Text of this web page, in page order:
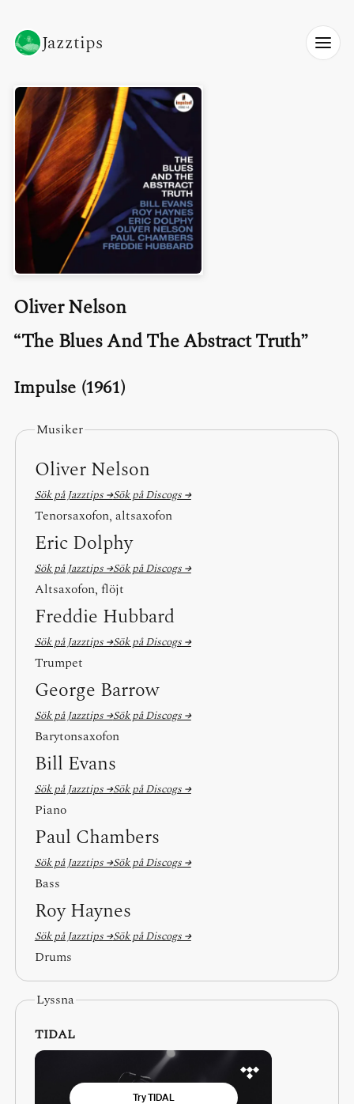
Jazztips
Oliver Nelson
The Blues And The Abstract Truth
Impulse (1961)
Musiker
Oliver Nelson
Sök på Jazztips →Sök på Discogs →
Tenorsaxofon, altsaxofon
Eric Dolphy
Sök på Jazztips →Sök på Discogs →
Altsaxofon, flöjt
Freddie Hubbard
Sök på Jazztips →Sök på Discogs →
Trumpet
George Barrow
Sök på Jazztips →Sök på Discogs →
Barytonsaxofon
Bill Evans
Sök på Jazztips →Sök på Discogs →
Piano
Paul Chambers
Sök på Jazztips →Sök på Discogs →
Bass
Roy Haynes
Sök på Jazztips →Sök på Discogs →
Drums
Lyssna
TIDAL